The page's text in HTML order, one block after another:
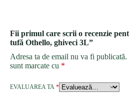
Fii primul care scrii o recenzie
tufă Othello, ghiveci 3L”
Adresa ta de email nu va fi publicată.
sunt marcate cu *
EVALUAREA TA *